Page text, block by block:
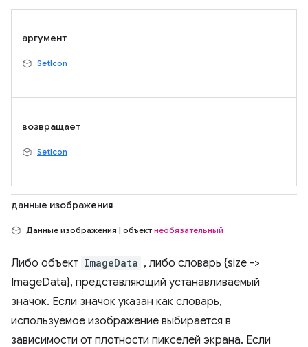
аргумент
SetIcon
возвращает
SetIcon
данные изображения
Данные изображения | объект необязательный
Либо объект ImageData , либо словарь {size ->
ImageData}, представляющий устанавливаемый
значок. Если значок указан как словарь,
используемое изображение выбирается в
зависимости от плотности пикселей экрана. Если